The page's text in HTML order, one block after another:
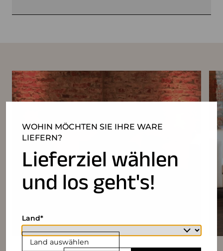
WOHIN MÖCHTEN SIE IHRE WARE
LIEFERN?
Lieferziel wählen
und los geht's!
Land auswählen
Land